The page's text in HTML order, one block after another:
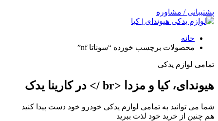
پشتیبانی / مشاوره
خانه
محصولات برچسب خورده “سوناتا nf”
تمامی لوازم یدکی
هیوندای، کیا و مزدا <br /> در کارینا یدک
شما می توانید به تمامی لوازم یدکی خودرو خود دست پیدا کنید
هم چنین از خرید خود لذت ببرید